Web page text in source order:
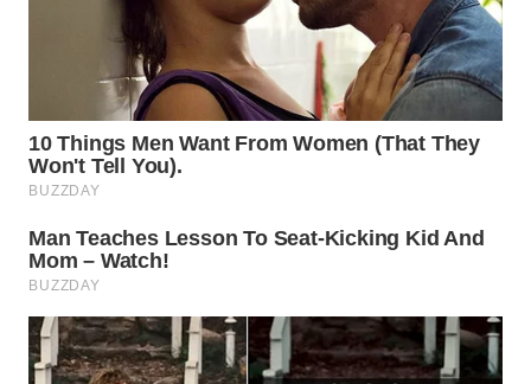
WN
MANDALIKA
WN
LIKUPANG
WN
LABUANBAJO